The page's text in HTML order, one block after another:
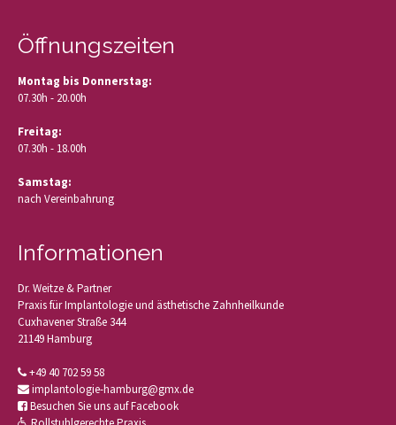
Öffnungszeiten
Montag bis Donnerstag:
07.30h - 20.00h
Freitag:
07.30h - 18.00h
Samstag:
nach Vereinbahrung
Informationen
Dr. Weitze & Partner
Praxis für Implantologie und ästhetische Zahnheilkunde
Cuxhavener Straße 344
21149 Hamburg
+49 40 702 59 58
implantologie-hamburg@gmx.de
Besuchen Sie uns auf Facebook